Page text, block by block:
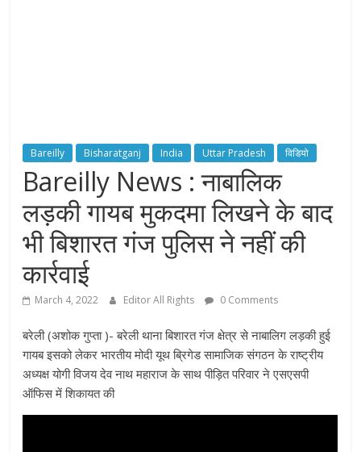
Bareilly Bisharatganj India Uttar Pradesh विडियो
Bareilly News : नाबालिक
लड़की गायब मुकदमा लिखने के बाद
भी बिशारत गंज पुलिस ने नहीं की
कार्रवाई
March 4, 2022 Editor All Rights 0 Comments
बरेली (अशोक गुप्ता )- बरेली थाना बिशारत गंज क्षेत्र से नाबालिग लड़की हुई
गायब इसको लेकर भारतीय मोदी यूथ ब्रिगेड सामाजिक संगठन के राष्ट्रीय
अध्यक्ष योगी विजय देव नाथ महाराज के साथ पीड़ित परिवार ने एसएसपी
ऑफिस में शिकायत की